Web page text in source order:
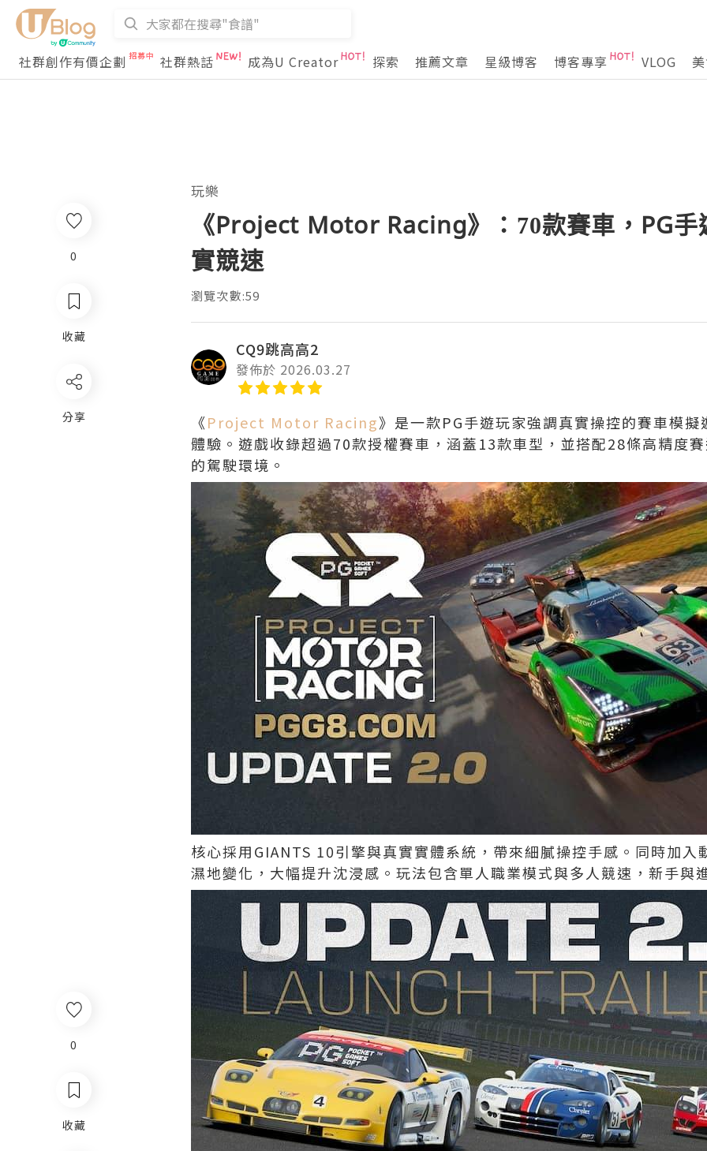
社群創作有價企劃 社群熱話 成為U Creator 探索 推薦文章 星級博客 博客專享 VLOG
0
收藏
玩樂
《Project Motor Racing》：70款賽車，PG手
實競速
瀏覽次數:59
CQ9跳高高2
發佈於 2026.03.27
《Project Motor Racing》是一款PG手遊玩家強調真實操控的賽車模
體驗。遊戲收錄超過70款授權賽車，涵蓋13款車型，並搭配28條高精度
的駕駛環境。
核心採用GIANTS 10引擎與真實實體系統，帶來細膩操控手感。同時加入
濕地變化，大幅提升沈浸感。玩法包含單人職業模式與多人競速，新手與
0
收藏
分享